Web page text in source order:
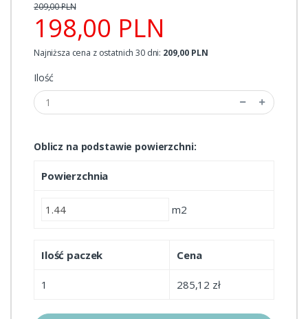
198,00 PLN
209,00 PLN
Najniższa cena z ostatnich 30 dni: 209,00 PLN
Ilość
Oblicz na podstawie powierzchni:
Powierzchnia
m2
Ilość paczek Cena
1 285,12 zł